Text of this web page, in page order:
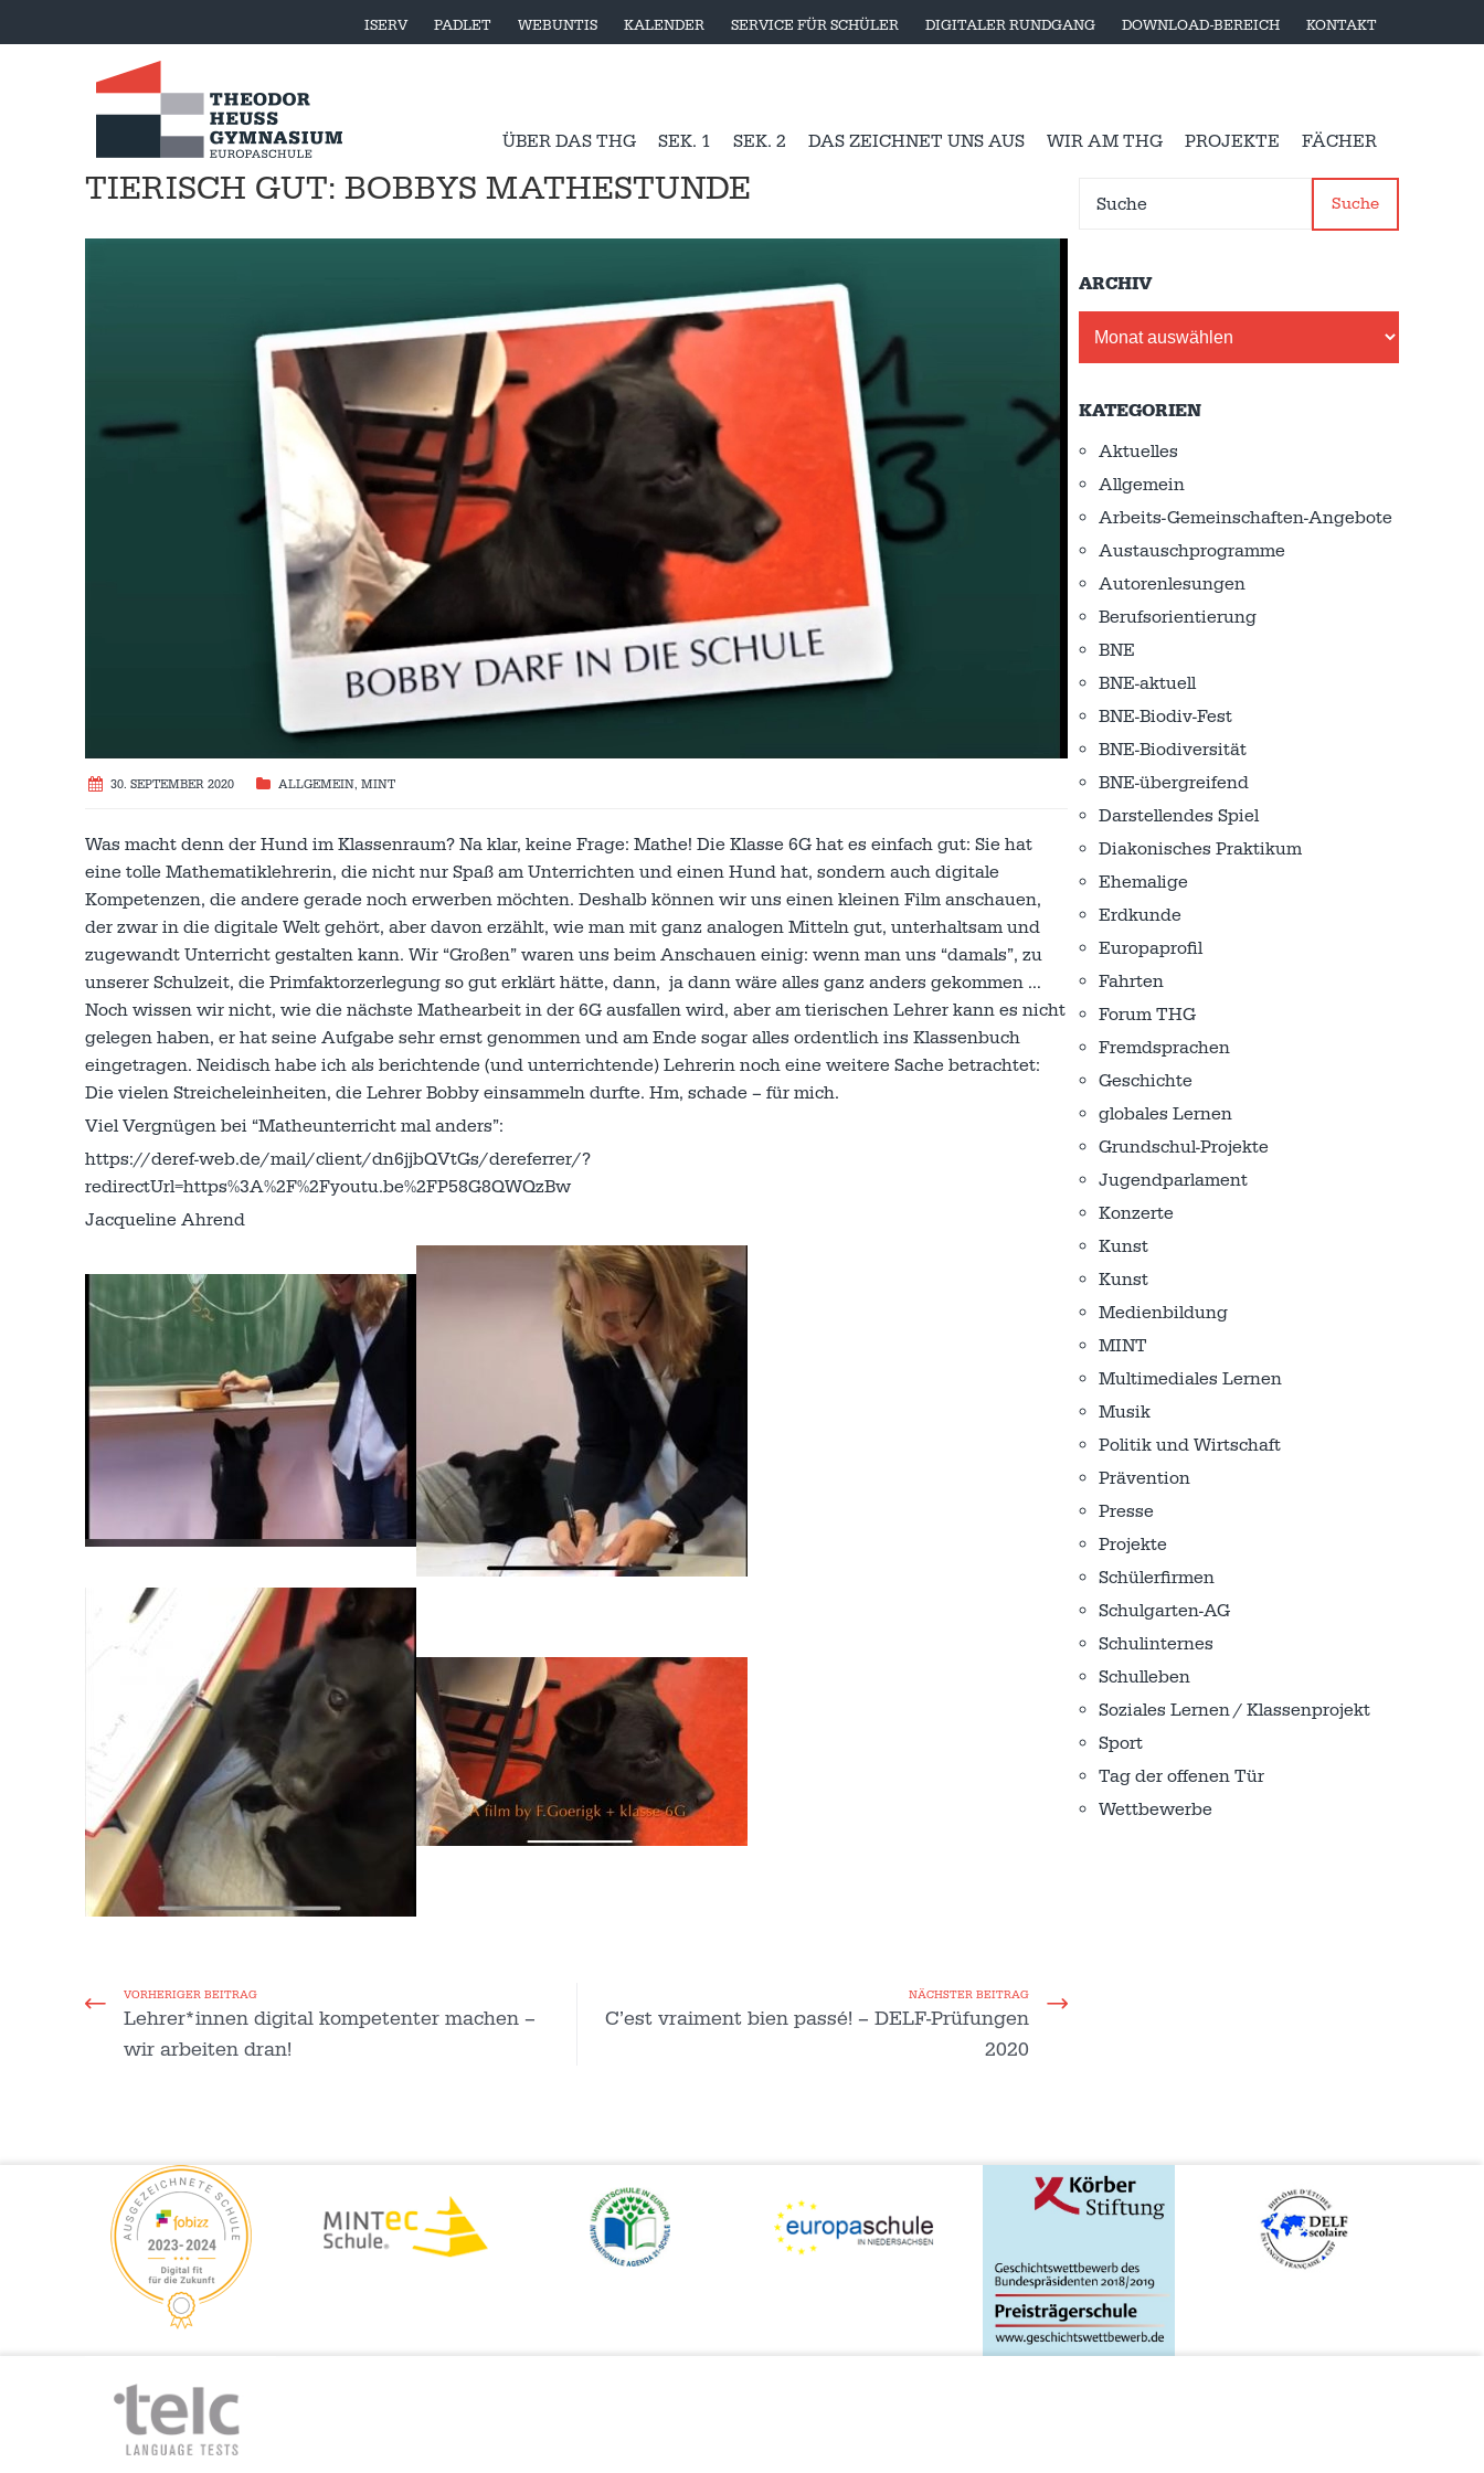
ISERV PADLET WEBUNTIS KALENDER SERVICE FÜR SCHÜLER DIGITALER RUNDGANG DOWNLOAD-BEREICH KONTAKT
ÜBER DAS THG SEK. 1 SEK. 2 DAS ZEICHNET UNS AUS WIR AM THG PROJEKTE FÄCHER
TIERISCH GUT: BOBBYS MATHESTUNDE
30. SEPTEMBER 2020 ALLGEMEIN, MINT
Was macht denn der Hund im Klassenraum? Na klar, keine Frage: Mathe! Die Klasse 6G hat es einfach gut: Sie hat
eine tolle Mathematiklehrerin, die nicht nur Spaß am Unterrichten und einen Hund hat, sondern auch digitale
Kompetenzen, die andere gerade noch erwerben möchten. Deshalb können wir uns einen kleinen Film anschauen,
der zwar in die digitale Welt gehört, aber davon erzählt, wie man mit ganz analogen Mitteln gut, unterhaltsam und
zugewandt Unterricht gestalten kann. Wir “Großen” waren uns beim Anschauen einig: wenn man uns “damals”, zu
unserer Schulzeit, die Primfaktorzerlegung so gut erklärt hätte, dann, ja dann wäre alles ganz anders gekommen …
Noch wissen wir nicht, wie die nächste Mathearbeit in der 6G ausfallen wird, aber am tierischen Lehrer kann es nicht
gelegen haben, er hat seine Aufgabe sehr ernst genommen und am Ende sogar alles ordentlich ins Klassenbuch
eingetragen. Neidisch habe ich als berichtende (und unterrichtende) Lehrerin noch eine weitere Sache betrachtet:
Die vielen Streicheleinheiten, die Lehrer Bobby einsammeln durfte. Hm, schade – für mich.
Viel Vergnügen bei “Matheunterricht mal anders”:
https://deref-web.de/mail/client/dn6jjbQVtGs/dereferrer/?
redirectUrl=https%3A%2F%2Fyoutu.be%2FP58G8QWQzBw
Jacqueline Ahrend
VORHERIGER BEITRAG
Lehrer*innen digital kompetenter machen –
wir arbeiten dran!
NÄCHSTER BEITRAG
C’est vraiment bien passé! – DELF-Prüfungen
2020
Suche
ARCHIV
KATEGORIEN
Aktuelles
Allgemein
Arbeits-Gemeinschaften-Angebote
Austausch­programme
Autorenlesungen
Berufsorientierung
BNE
BNE-aktuell
BNE-Biodiv-Fest
BNE-Biodiversität
BNE-übergreifend
Darstellendes Spiel
Diakonisches Praktikum
Ehemalige
Erdkunde
Europaprofil
Fahrten
Forum THG
Fremdsprachen
Geschichte
globales Lernen
Grundschul-Projekte
Jugendparlament
Konzerte
Kunst
Kunst
Medienbildung
MINT
Multimediales Lernen
Musik
Politik und Wirtschaft
Prävention
Presse
Projekte
Schülerfirmen
Schulgarten-AG
Schulinternes
Schulleben
Soziales Lernen / Klassenprojekt
Sport
Tag der offenen Tür
Wettbewerbe